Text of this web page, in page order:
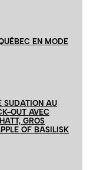
EN MODE
SUDATION AU
OUT AVEC
GROS
OF BASILISK